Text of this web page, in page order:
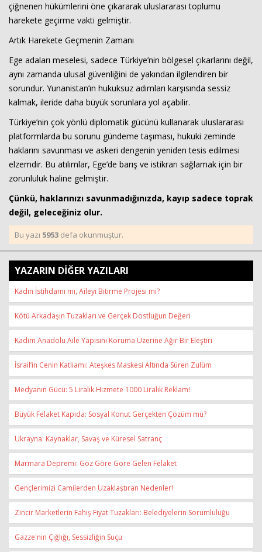
çiğnenen hükümlerini öne çıkararak uluslararası toplumu
harekete geçirme vakti gelmiştir.
Artık Harekete Geçmenin Zamanı
Ege adaları meselesi, sadece Türkiye’nin bölgesel çıkarlarını değil,
aynı zamanda ulusal güvenliğini de yakından ilgilendiren bir
sorundur. Yunanistan’ın hukuksuz adımları karşısında sessiz
kalmak, ileride daha büyük sorunlara yol açabilir.
Türkiye’nin çok yönlü diplomatik gücünü kullanarak uluslararası
platformlarda bu sorunu gündeme taşıması, hukuki zeminde
haklarını savunması ve askeri dengenin yeniden tesis edilmesi
elzemdir. Bu atılımlar, Ege’de barış ve istikrarı sağlamak için bir
zorunluluk haline gelmiştir.
Çünkü, haklarınızı savunmadığınızda, kayıp sadece toprak
değil, geleceğiniz olur.
Bu yazı 5953 defa okunmuştur.
YAZARIN DİĞER YAZILARI
Kadın İstihdamı mı, Aileyi Bitirme Projesi mi?
Kötü Arkadaşın Tuzakları ve Gerçek Dostluğun Değeri
Kadim Anadolu Aile Yapısını Koruma Üzerine Ağır Bir Eleştiri
İsrail’in Cenin Katliamı: Ateşkes Maskesi Altında Süren Zulüm
Medyanın Gücü: 5 Liralık Hizmete 1000 Liralık Reklam!
Büyük Felaket Kapıda: Sosyal Konut Gerçekten Çözüm mü?
Ukrayna: Kaynaklar, Savaş ve Küresel Satranç
Marmara Depremi: Göz Göre Göre Gelen Felaket
Gençlerimizi Camilerden Uzaklaştıran Nedenler!
Zincir Marketlerin Fahiş Fiyat Tuzakları: Belediyelerin Sorumluluğu
Gazze'nin Çığlığı, Sessizliğin Suçu